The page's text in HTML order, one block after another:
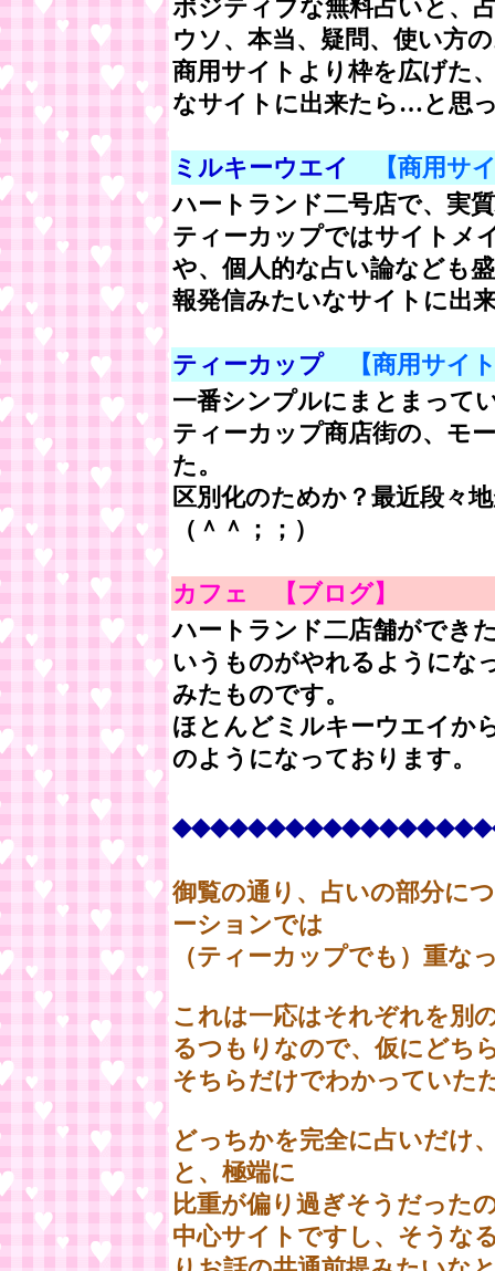
ポジティブな無料占いと、
ウソ、本当、疑問、使い方
商用サイトより枠を広げた
なサイトに出来たら…と思
ミルキーウエイ
【商用サ
ハートランド二号店で、実
ティーカップではサイトメ
や、個人的な占い論なども
報発信みたいなサイトに出
ティーカップ
【商用サイ
一番シンプルにまとまって
ティーカップ商店街の、モ
た。
区別化のためか？最近段々
（＾＾；；）
カフェ 【ブログ】
ハートランド二店舗ができ
いうものがやれるようにな
みたものです。
ほとんどミルキーウエイか
のようになっております。
御覧の通り、占いの部分に
ーションでは
（ティーカップでも）重な
これは一応はそれぞれを別
るつもりなので、仮にどち
そちらだけでわかっていた
どっちかを完全に占いだけ
と、極端に
比重が偏り過ぎそうだった
中心サイトですし、そうな